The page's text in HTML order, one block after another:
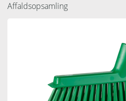
Længde:
21,00 cm
Højde:
Affaldsopsamling